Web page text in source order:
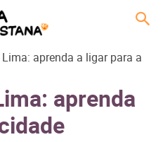
aprenda a ligar para a
aprenda